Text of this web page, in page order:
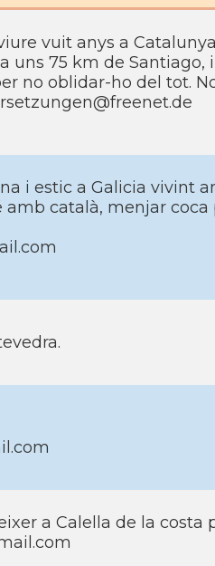
vuit anys a
uns 75 km de
no oblidar-ho del tot.
i estic a Galicia vivint
català, menjar coca
a Calella de la costa